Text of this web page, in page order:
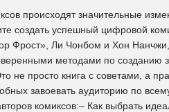
происходят значительные
создать успешный цифровой
Фрост», Ли Чонбом и Хон
методами по созданию
не просто книга с советами, а
завоевать аудиторию по
комиксов:– Как выбрать